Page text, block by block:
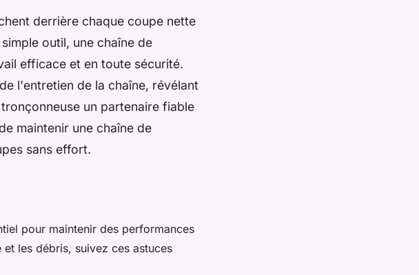
derrière chaque coupe nette
outil, une chaîne de
efficace et en toute sécurité.
l'entretien de la chaîne, révélant
un partenaire fiable
maintenir une chaîne de
sans effort.
pour maintenir des performances
les débris, suivez ces astuces